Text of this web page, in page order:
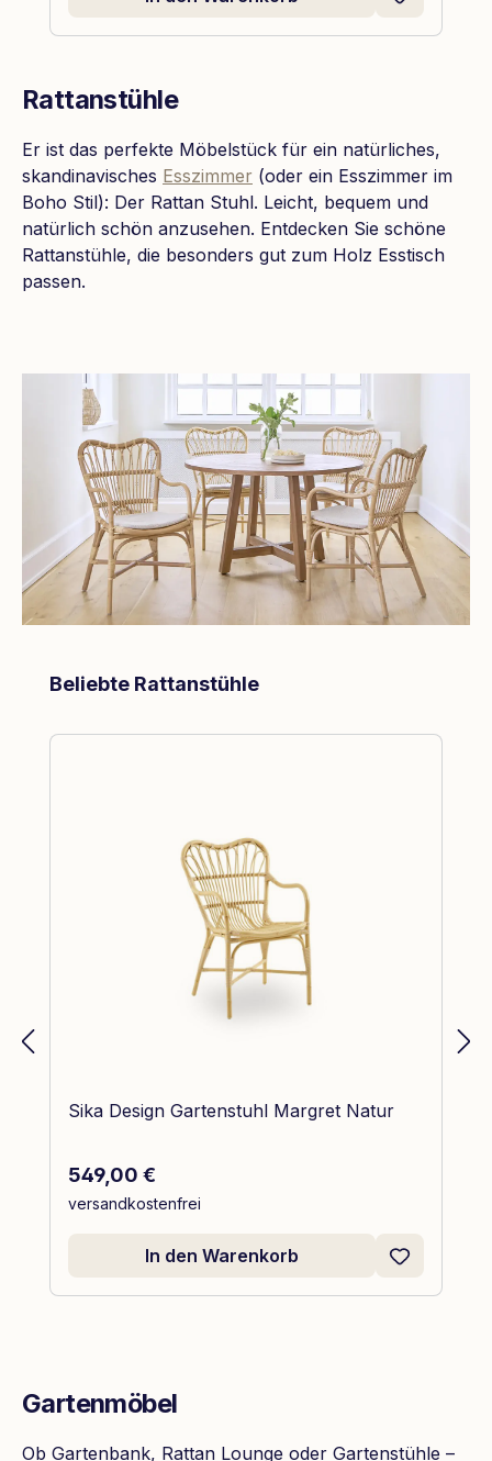
Rattanstühle
Er ist das perfekte Möbelstück für ein natürliches,
skandinavisches Esszimmer (oder ein Esszimmer im
Boho Stil): Der Rattan Stuhl. Leicht, bequem und
natürlich schön anzusehen. Entdecken Sie schöne
Rattanstühle, die besonders gut zum Holz Esstisch
passen.
Produktgalerie überspringen
Beliebte Rattanstühle
Sika Design Gartenstuhl Margret Natur
Regulärer Preis:
549,00 €
versandkostenfrei
In den Warenkorb
Gartenmöbel
Ob Gartenbank, Rattan Lounge oder Gartenstühle –